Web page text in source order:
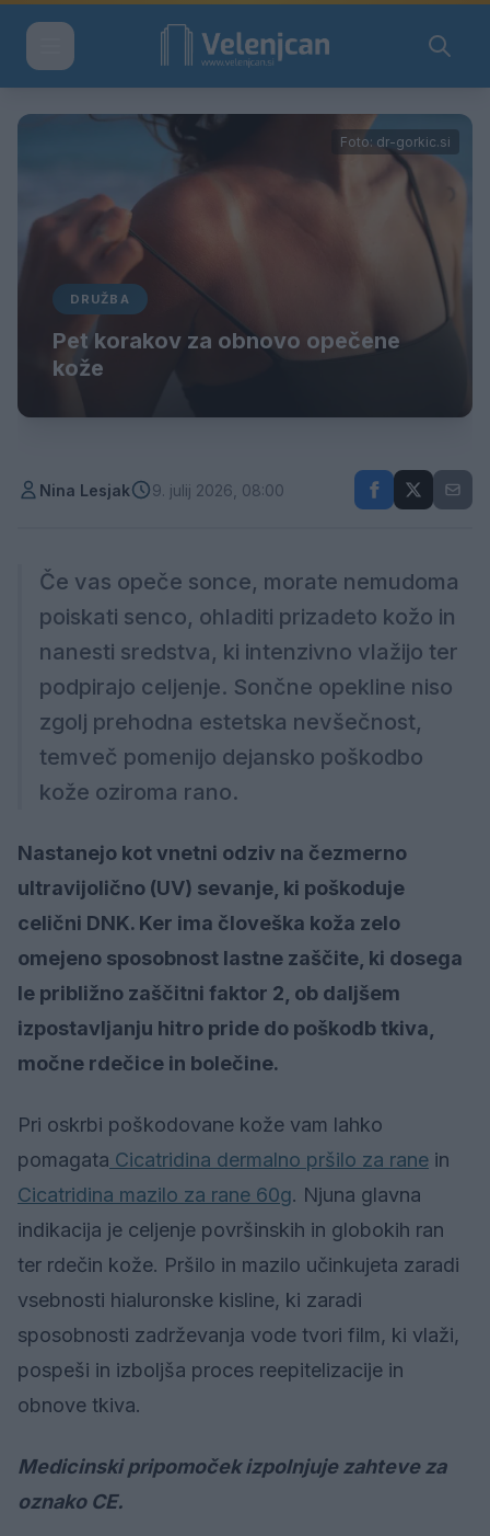
Foto: dr-gorkic.si
DRUŽBA
Pet korakov za obnovo opečene
kože
Nina Lesjak 9. julij 2026, 08:00
Če vas opeče sonce, morate nemudoma
poiskati senco, ohladiti prizadeto kožo in
nanesti sredstva, ki intenzivno vlažijo ter
podpirajo celjenje. Sončne opekline niso
zgolj prehodna estetska nevšečnost,
temveč pomenijo dejansko poškodbo
kože oziroma rano.
Nastanejo kot vnetni odziv na čezmerno
ultravijolično (UV) sevanje, ki poškoduje
celični DNK. Ker ima človeška koža zelo
omejeno sposobnost lastne zaščite, ki dosega
le približno zaščitni faktor 2, ob daljšem
izpostavljanju hitro pride do poškodb tkiva,
močne rdečice in bolečine.
Pri oskrbi poškodovane kože vam lahko
pomagata Cicatridina dermalno pršilo za rane in
Cicatridina mazilo za rane 60g. Njuna glavna
indikacija je celjenje površinskih in globokih ran
ter rdečin kože. Pršilo in mazilo učinkujeta zaradi
vsebnosti hialuronske kisline, ki zaradi
sposobnosti zadrževanja vode tvori film, ki vlaži,
pospeši in izboljša proces reepitelizacije in
obnove tkiva.
Medicinski pripomoček izpolnjuje zahteve za
oznako CE.